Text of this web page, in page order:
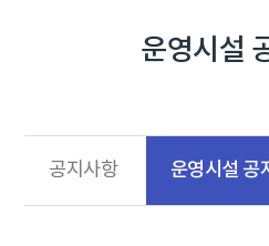
운영시설
공지사항 운영시설 공